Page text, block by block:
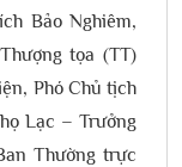
Bảo Nghiêm,
tọa (TT)
Phó Chủ tịch
Lạc – Trưởng
Thường trực